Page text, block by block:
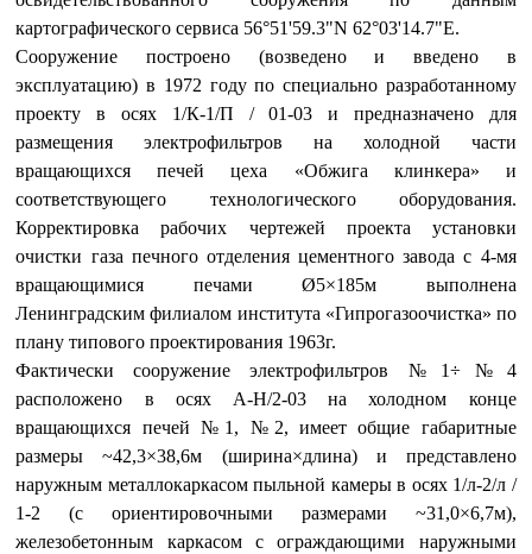
картографического сервиса 56°51'59.3"N 62°03'14.7"E.
Сооружение построено (возведено и введено в
эксплуатацию) в 1972 году по специально разработанному
проекту в осях 1/К-1/П / 01-03 и предназначено для
размещения электрофильтров на холодной части
вращающихся печей цеха «Обжига клинкера» и
соответствующего технологического оборудования.
Корректировка рабочих чертежей проекта установки
очистки газа печного отделения цементного завода с 4-мя
вращающимися печами Ø5×185м выполнена
Ленинградским филиалом института «Гипрогазоочистка» по
плану типового проектирования 1963г.
Фактически сооружение электрофильтров №1÷№4
расположено в осях А-Н/2-03 на холодном конце
вращающихся печей №1, №2, имеет общие габаритные
размеры ~42,3×38,6м (ширина×длина) и представлено
наружным металлокаркасом пыльной камеры в осях 1/л-2/л /
1-2 (с ориентировочными размерами ~31,0×6,7м),
железобетонным каркасом с ограждающими наружными